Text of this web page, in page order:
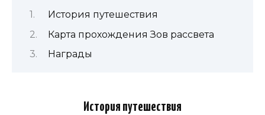
История путешествия
Карта прохождения Зов рассвета
Награды
История путешествия